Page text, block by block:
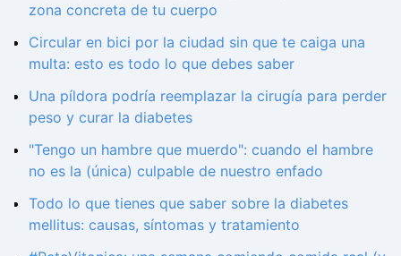
zona concreta de tu cuerpo
Circular en bici por la ciudad sin que te caiga una
multa: esto es todo lo que debes saber
Una píldora podría reemplazar la cirugía para perder
peso y curar la diabetes
"Tengo un hambre que muerdo": cuando el hambre
no es la (única) culpable de nuestro enfado
Todo lo que tienes que saber sobre la diabetes
mellitus: causas, síntomas y tratamiento